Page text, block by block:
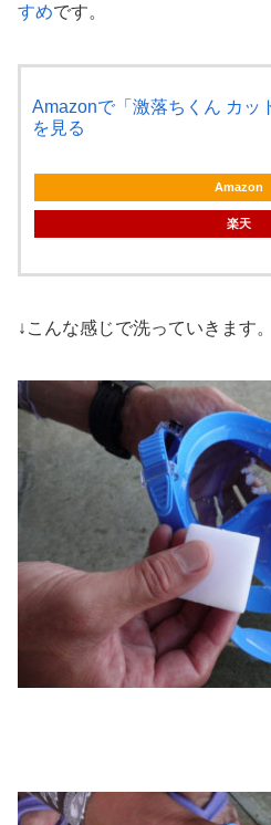
すめです。
Amazonで「激落ちくん カッ
を見る
Amazon
楽天
↓こんな感じで洗っていきます。